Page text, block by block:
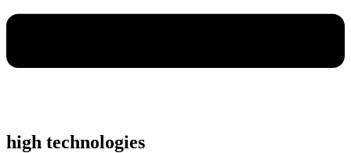
high technologies